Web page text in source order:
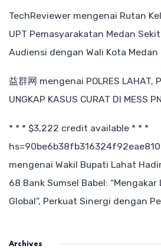
TechReviewer mengenai Rutan
UPT Pemasyarakatan Medan
Audiensi dengan Wali Kota Medan
益群网 mengenai POLRES LAHAT,
UNGKAP KASUS CURAT DI MESS
* * * $3,222 credit available * * *
mengenai Wakil Bupati Lahat
68 Bank Sumsel Babel: “Mengakar
Global”, Perkuat Sinergi dengan
Archives